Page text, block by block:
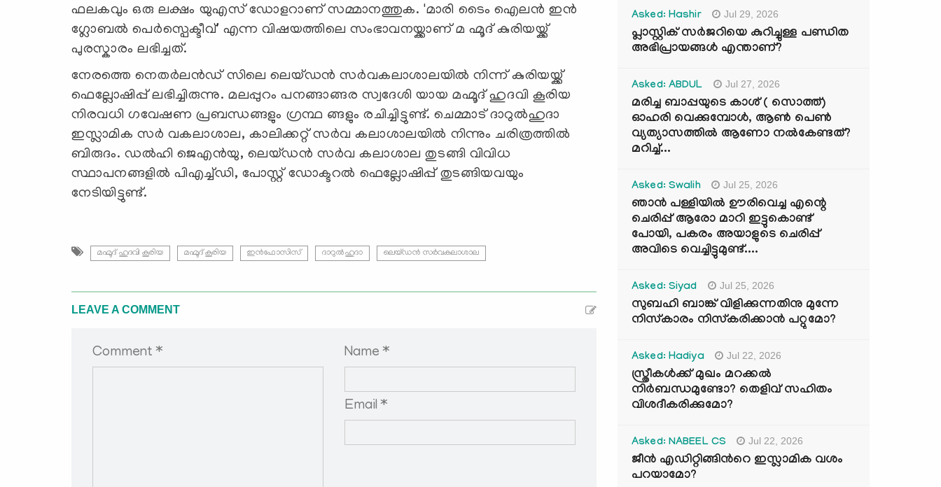
ഫലകവും ഒരു ലക്ഷം യുഎസ് ഡോളറാണ് സമ്മാനത്തുക. 'മാരി ടൈം ഐലൻ ഇൻ
ഗ്ലോബൽ പെർസ്പെക്ടീവ്' എന്ന വിഷയത്തിലെ സംഭാവനയ്ക്കാണ് മ ഹ്മൂദ് കുരിയയ്ക്ക്
പുരസ്കാരം ലഭിച്ചത്.
നേരത്തെ നെതർലൻഡ് സിലെ ലെയ്‌ഡൻ സർവകലാശാലയിൽ നിന്ന് കുരിയയ്ക്ക്
ഫെല്ലോഷിപ്പ് ലഭിച്ചിരുന്നു. മലപ്പുറം പനങ്ങാങ്ങര സ്വദേശി യായ മഹ്മൂദ് ഹുദവി കൂരിയ
നിരവധി ഗവേഷണ പ്രബന്ധങ്ങളും ഗ്രന്ഥ ങ്ങളും രചിച്ചിട്ടുണ്ട്. ചെമ്മാട് ദാറുൽഹുദാ
ഇസ്ലാമിക സർ വകലാശാല, കാലിക്കറ്റ് സർവ കലാശാലയിൽ നിന്നും ചരിത്രത്തിൽ
ബിരുദം. ഡൽഹി ജെഎൻയു, ലെയ്ഡൻ സർവ കലാശാല തുടങ്ങി വിവിധ
സ്ഥാപനങ്ങളിൽ പിഎച്ച്‌ഡി, പോസ്റ്റ് ഡോക്ടറൽ ഫെല്ലോഷിപ്പ് തുടങ്ങിയവയും
നേടിയിട്ടുണ്ട്.
മഹ്മൂദ് ഹുദവി കൂരിയ മഹ്മൂദ് കൂരിയ ഇൻഫോസിസ് ദാറുൽഹുദാ ലെയ്‌ഡൻ സർവകലാശാല
LEAVE A COMMENT
Comment * Name *
Email *
Asked: Hashir Jul 29, 2026
പ്ലാസ്റ്റിക് സർജറിയെ കുറിച്ചുള്ള പണ്ഡിത
അഭിപ്രായങ്ങൾ എന്താണ്?
Asked: ABDUL Jul 27, 2026
മരിച്ച ബാപ്പയുടെ കാശ് ( സൊത്ത്)
ഓഹരി വെക്കുമ്പോൾ, ആണ്‍ പെണ്‍
വ്യത്യാസത്തില്‍ ആണോ നല്‍കേണ്ടത്?
മറിച്ച്...
Asked: Swalih Jul 25, 2026
ഞാൻ പള്ളിയിൽ ഊരിവെച്ച എന്റെ
ചെരിപ്പ് ആരോ മാറി ഇട്ടുകൊണ്ട്
പോയി, പകരം അയാളുടെ ചെരിപ്പ്
അവിടെ വെച്ചിട്ടുമുണ്ട്....
Asked: Siyad Jul 25, 2026
സുബഹി ബാങ്ക് വിളിക്കുന്നതിനു മുന്നേ
നിസ്കാരം നിസ്കരിക്കാൻ പറ്റുമോ?
Asked: Hadiya Jul 22, 2026
സ്ത്രീകൾക്ക് മുഖം മറക്കൽ
നിർബന്ധമുണ്ടോ? തെളിവ് സഹിതം
വിശദീകരിക്കുമോ?
Asked: NABEEL CS Jul 22, 2026
ജീൻ എഡിറ്റിങ്ങിന്‍റെ ഇസ്ലാമിക വശം
പറയാമോ?